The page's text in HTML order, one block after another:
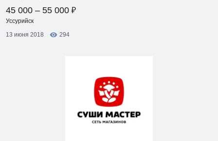
45 000 – 55 000 ₽
Уссурийск
13 июня 2018
294